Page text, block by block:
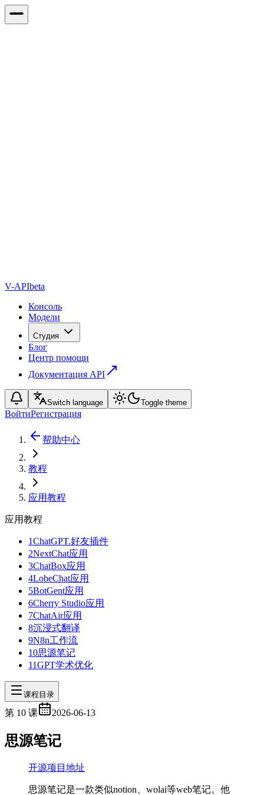
V-APIbeta
Консоль
Модели
Студия
Блог
Центр помощи
Документация API
Switch language Toggle theme
ВойтиРегистрация
帮助中心
教程
应用教程
应用教程
1ChatGPT.好友插件
2NextChat应用
3ChatBox应用
4LobeChat应用
5BotGent应用
6Cherry Studio应用
7ChatAir应用
8沉浸式翻译
9N8n工作流
10思源笔记
11GPT学术优化
课程目录
第 10 课 2026-06-13
思源笔记
开源项目地址
思源笔记是一款类似notion、wolai等web笔记。他